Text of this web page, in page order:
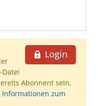
Login
Datei
Abonnent sein,
Informationen zum